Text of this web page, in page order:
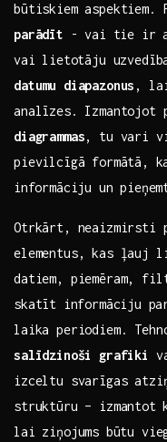
būtiskiem aspektiem.
parādīt -⁣ vai tie ​ir
vai⁢ lietotāju
datumu diapazonus , lai
analīzes. Izmantojot
diagrammas, tu vari
pievilcīgā formātā,
⁢informāciju un⁣
Otrkārt, neaizmirsti
elementus, kas ļauj
datiem, piemēram,
skatīt ⁤informāciju⁣
laika periodiem.
salīdzinoši​ grafiki
izceltu svarīgas
struktūru – izmantot⁣
lai ziņojums⁢ būtu